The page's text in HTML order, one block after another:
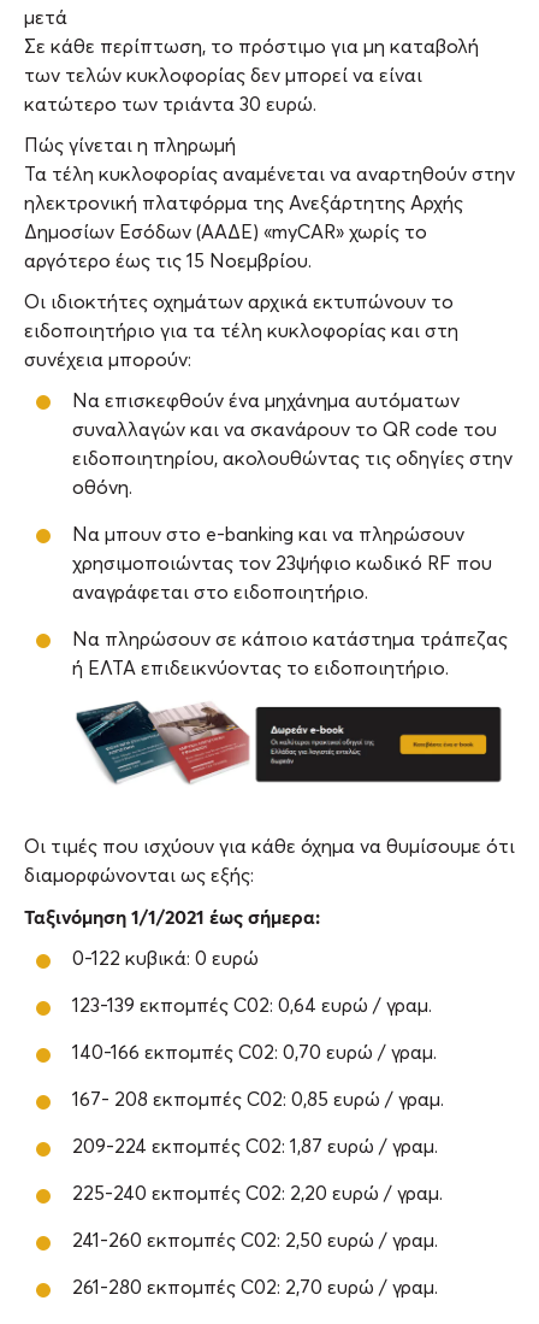
μετά
Σε κάθε περίπτωση, το πρόστιμο για μη καταβολή
των τελών κυκλοφορίας δεν μπορεί να είναι
κατώτερο των τριάντα 30 ευρώ.
Πώς γίνεται η πληρωμή
Τα τέλη κυκλοφορίας αναμένεται να αναρτηθούν στην
ηλεκτρονική πλατφόρμα της Ανεξάρτητης Αρχής
Δημοσίων Εσόδων (ΑΑΔΕ) «myCAR» χωρίς το
αργότερο έως τις 15 Νοεμβρίου.
Οι ιδιοκτήτες οχημάτων αρχικά εκτυπώνουν το
ειδοποιητήριο για τα τέλη κυκλοφορίας και στη
συνέχεια μπορούν:
Να επισκεφθούν ένα μηχάνημα αυτόματων
συναλλαγών και να σκανάρουν το QR code του
ειδοποιητηρίου, ακολουθώντας τις οδηγίες στην
οθόνη.
Να μπουν στο e-banking και να πληρώσουν
χρησιμοποιώντας τον 23ψήφιο κωδικό RF που
αναγράφεται στο ειδοποιητήριο.
Να πληρώσουν σε κάποιο κατάστημα τράπεζας
ή ΕΛΤΑ επιδεικνύοντας το ειδοποιητήριο.
Οι τιμές που ισχύουν για κάθε όχημα να θυμίσουμε ότι
διαμορφώνονται ως εξής:
Ταξινόμηση 1/1/2021 έως σήμερα:
0-122 κυβικά: 0 ευρώ
123-139 εκπομπές C02: 0,64 ευρώ / γραμ.
140-166 εκπομπές C02: 0,70 ευρώ / γραμ.
167- 208 εκπομπές C02: 0,85 ευρώ / γραμ.
209-224 εκπομπές C02: 1,87 ευρώ / γραμ.
225-240 εκπομπές C02: 2,20 ευρώ / γραμ.
241-260 εκπομπές C02: 2,50 ευρώ / γραμ.
261-280 εκπομπές C02: 2,70 ευρώ / γραμ.